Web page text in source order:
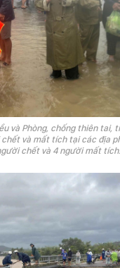
và Phòng, chống thiên tai,
và mất tích tại các địa
chết và 4 người mất tích.